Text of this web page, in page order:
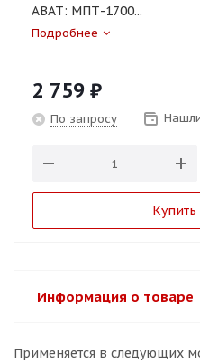
ABAT: МПТ-1700...
Подробнее
2 759 ₽
По запросу
Информация о товаре
Применяется в следующих